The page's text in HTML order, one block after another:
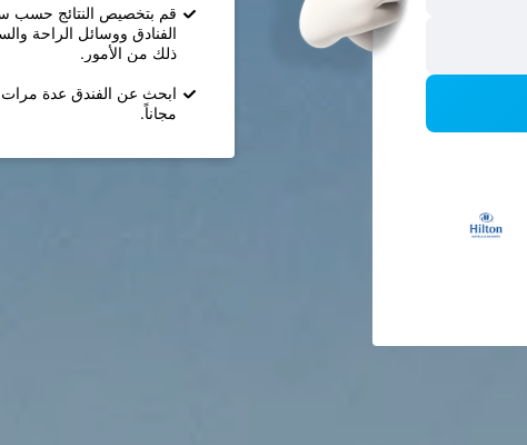
قم بتخصيص النتائج حسب
الفنادق ووسائل الراحة
ذلك من الأمور.
ابحث عن الفندق عدة مرات
مجاناً.